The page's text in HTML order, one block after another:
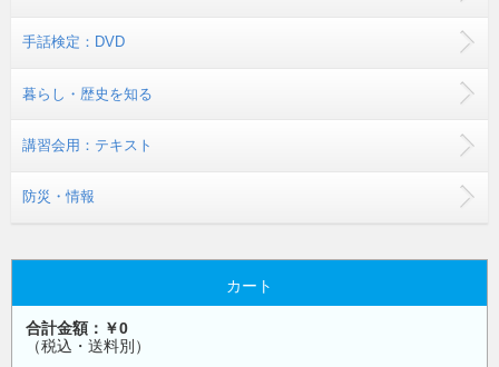
手話検定：DVD
暮らし・歴史を知る
講習会用：テキスト
防災・情報
カート
合計金額：￥0
（税込・送料別）